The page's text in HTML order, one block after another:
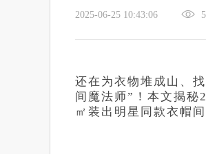
2025-06-25 10:43:06
还在为衣物堆成山、
间魔法师”！本文揭秘
㎡装出明星同款衣帽